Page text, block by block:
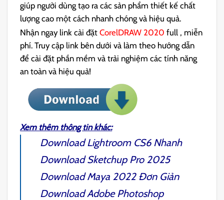
giúp người dùng tạo ra các sản phẩm thiết kế chất
lượng cao một cách nhanh chóng và hiệu quả.
Nhận ngay link cài đặtCorelDRAW 2020 full , miễn
phí. Truy cập link bên dưới và làm theo hướng dẫn
để cài đặt phần mềm và trải nghiệm các tính năng
an toàn và hiệu quả!
Xem thêm thông tin khác:
DownloadLightroom CS6Nhanh
DownloadSketchup Pro 2025
DownloadMaya 2022Đơn Giản
DownloadAdobe Photoshop